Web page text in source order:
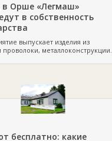
в Орше «Легмаш»
в собственность
выпускает изделия из
проволоки, металлоконструкции.
бесплатно: какие